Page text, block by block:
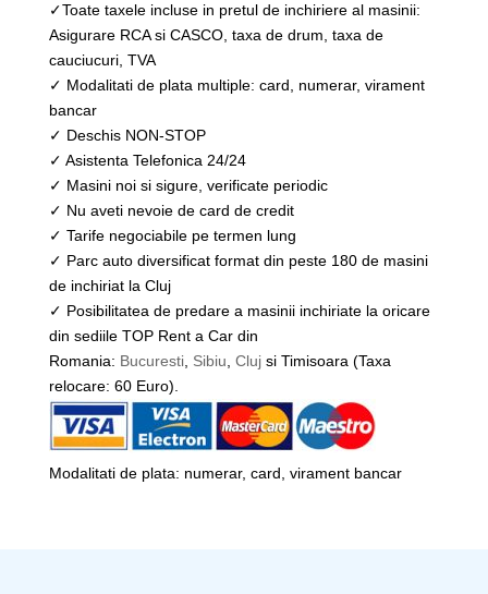
✓Toate taxele incluse in pretul de inchiriere al masinii:
Asigurare RCA si CASCO, taxa de drum, taxa de
cauciucuri, TVA
✓ Modalitati de plata multiple: card, numerar, virament
bancar
✓ Deschis NON-STOP
✓ Asistenta Telefonica 24/24
✓ Masini noi si sigure, verificate periodic
✓ Nu aveti nevoie de card de credit
✓ Tarife negociabile pe termen lung
✓ Parc auto diversificat format din peste 180 de masini
de inchiriat la Cluj
✓ Posibilitatea de predare a masinii inchiriate la oricare
din sediile TOP Rent a Car din
Romania: Bucuresti, Sibiu Clujsi Timisoara (Taxa
relocare: 60 Euro).
Modalitati de plata: numerar, card, virament bancar